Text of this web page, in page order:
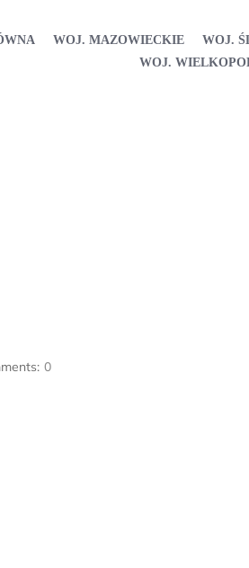
WOJ. MAZOWIECKIE WOJ.
WOJ.
0